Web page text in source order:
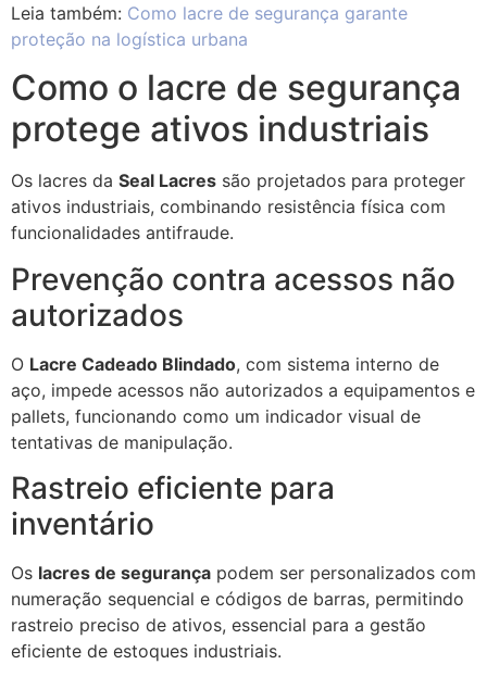
Leia também: Como lacre de segurança garante
proteção na logística urbana
Como o lacre de segurança
protege ativos industriais
Os lacres da Seal Lacres são projetados para proteger
ativos industriais, combinando resistência física com
funcionalidades antifraude.
Prevenção contra acessos não
autorizados
O Lacre Cadeado Blindado, com sistema interno de
aço, impede acessos não autorizados a equipamentos e
pallets, funcionando como um indicador visual de
tentativas de manipulação.
Rastreio eficiente para
inventário
Os lacres de segurança podem ser personalizados com
numeração sequencial e códigos de barras, permitindo
rastreio preciso de ativos, essencial para a gestão
eficiente de estoques industriais.